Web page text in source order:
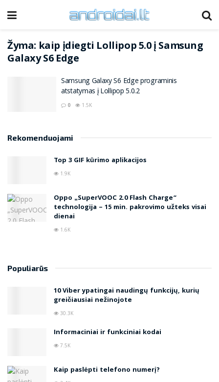
Žyma: kaip įdiegti Lollipop 5.0 į Samsung
Galaxy S6 Edge
Samsung Galaxy S6 Edge programinis
atstatymas į Lollipop 5.0.2
0 1.5K
Rekomenduojami
Top 3 GIF kūrimo aplikacijos
1.9K
Oppo „SuperVOOC 2.0 Flash Charge“
technologija – 15 min. pakrovimo užteks visai
dienai
1.6K
Populiarūs
10 Viber ypatingai naudingų funkcijų, kurių
greičiausiai nežinojote
30.3K
Informaciniai ir funkciniai kodai
7.5K
Kaip paslėpti telefono numerį?